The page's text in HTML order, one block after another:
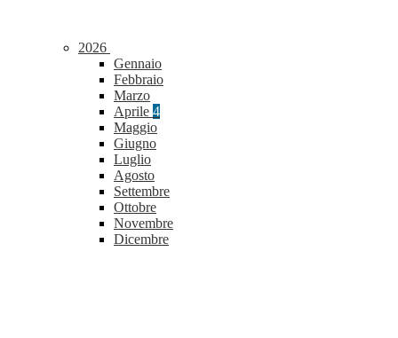
2026
Gennaio
Febbraio
Marzo
Aprile 4
Maggio
Giugno
Luglio
Agosto
Settembre
Ottobre
Novembre
Dicembre